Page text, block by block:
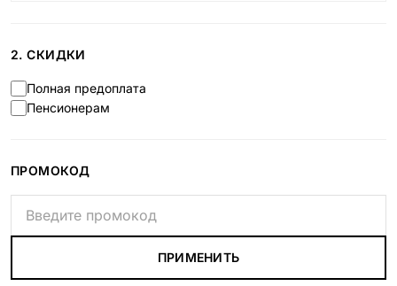
2. СКИДКИ
Полная предоплата
Пенсионерам
ПРОМОКОД
ПРИМЕНИТЬ